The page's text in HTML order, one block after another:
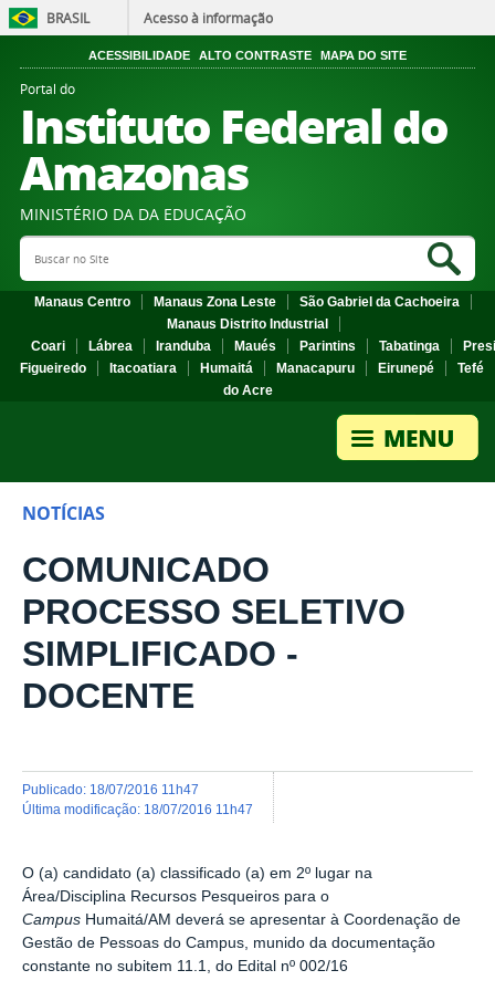
BRASIL Acesso à informação
ACESSIBILIDADE ALTO CONTRASTE MAPA DO SITE
Portal do
Instituto Federal do
Amazonas
MINISTÉRIO DA DA EDUCAÇÃO
Search Site
Manaus Centro Manaus Zona Leste
São Gabriel da Cachoeira
Manaus Distrito Industrial
Coari
Lábrea Iranduba Maués Parintins Tabatinga
Figueiredo
Itacoatiara Humaitá Manacapuru Eirunepé
Tefé
do Acre
NOTÍCIAS
COMUNICADO
PROCESSO SELETIVO
SIMPLIFICADO -
DOCENTE
publicado: 18/07/2016 11h47
última modificação: 18/07/2016 11h47
O (a) candidato (a) classificado (a) em 2º lugar na
Área/Disciplina Recursos Pesqueiros para o
Campus Humaitá/AM deverá se apresentar à Coordenação de
Gestão de Pessoas do Campus, munido da documentação
constante no subitem 11.1, do Edital nº 002/16